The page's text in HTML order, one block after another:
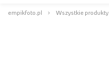
empikfoto.pl Wszystkie produkty